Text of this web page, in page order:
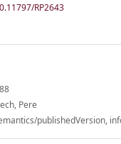
RP2643
Pere
publishedVersion,